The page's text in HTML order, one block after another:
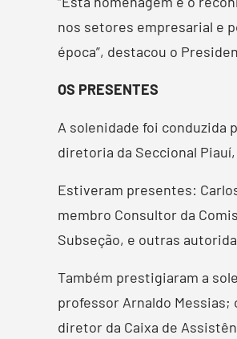
nos setores empresarial e
época”, destacou o
OS PRESENTES
A solenidade foi conduzida
diretoria da Seccional
Estiveram presentes:
membro Consultor da
Subseção, e outras
Também prestigiaram a
professor Arnaldo Messias;
diretor da Caixa de